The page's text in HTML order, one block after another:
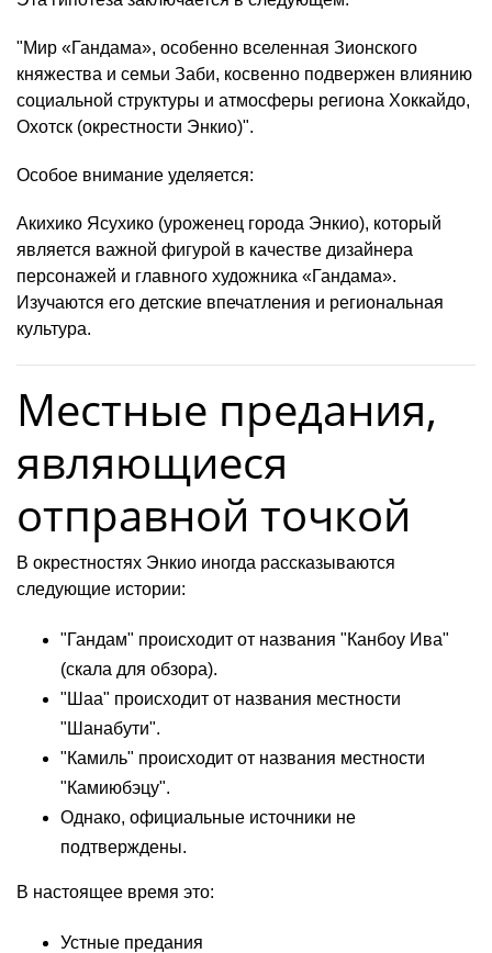
"Мир «Гандама», особенно вселенная Зионского
княжества и семьи Заби, косвенно подвержен влиянию
социальной структуры и атмосферы региона Хоккайдо,
Охотск (окрестности Энкио)".
Особое внимание уделяется:
Акихико Ясухико (уроженец города Энкио), который
является важной фигурой в качестве дизайнера
персонажей и главного художника «Гандама».
Изучаются его детские впечатления и региональная
культура.
Местные предания,
являющиеся
отправной точкой
В окрестностях Энкио иногда рассказываются
следующие истории:
"Гандам" происходит от названия "Канбоу Ива"
(скала для обзора).
"Шаа" происходит от названия местности
"Шанабути".
"Камиль" происходит от названия местности
"Камиюбэцу".
Однако, официальные источники не
подтверждены.
В настоящее время это:
Устные предания